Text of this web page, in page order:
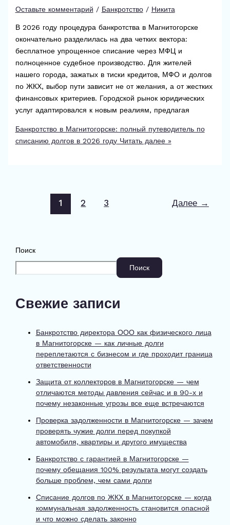
Оставьте комментарий / Банкротство/ Никита
В 2026 году процедура банкротства в Магнитогорске
окончательно разделилась на два четких вектора:
бесплатное упрощенное списание через МФЦ и
полноценное судебное производство. Для жителей
нашего города, зажатых в тиски кредитов, МФО и долгов
по ЖКХ, выбор пути зависит не от желания, а от жестких
финансовых критериев. Городской рынок юридических
услуг адаптировался к новым реалиям, предлагая
Банкротство в Магнитогорске: полный путеводитель по
списанию долгов в 2026 годуЧитать далее »
1 2 3 Далее →
Поиск
Поиск
Свежие записи
Банкротство директора ООО как физического лица
в Магнитогорске — как личные долги
переплетаются с бизнесом и где проходит граница
ответственности
Защита от коллекторов в Магнитогорске — чем
отличаются методы давления сейчас и в 90-х и
почему незаконные угрозы все еще встречаются
Проверка задолженности в Магнитогорске — зачем
проверять чужие долги перед покупкой
автомобиля, квартиры и другого имущества
Банкротство с гарантией в Магнитогорске —
почему обещания 100% результата могут создать
больше проблем, чем сами долги
Списание долгов по ЖКХ в Магнитогорске — когда
коммунальная задолженность становится опасной
и что можно сделать законно